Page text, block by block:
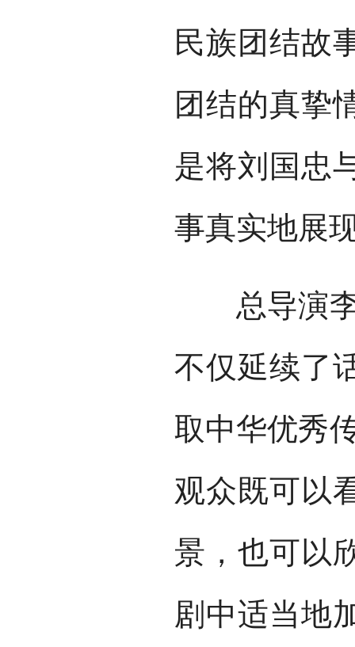
民族团结故
团结的真挚
是将刘国忠
事真实地展
总导演李
不仅延续了
取中华优秀
观众既可以
景，也可以
剧中适当地